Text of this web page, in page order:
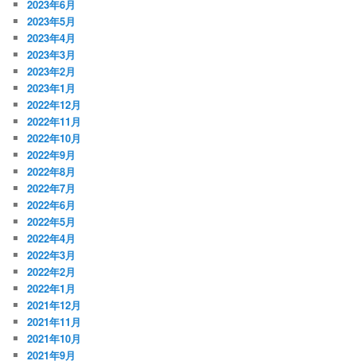
2023年6月
2023年5月
2023年4月
2023年3月
2023年2月
2023年1月
2022年12月
2022年11月
2022年10月
2022年9月
2022年8月
2022年7月
2022年6月
2022年5月
2022年4月
2022年3月
2022年2月
2022年1月
2021年12月
2021年11月
2021年10月
2021年9月